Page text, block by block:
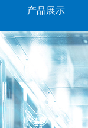
产品展示